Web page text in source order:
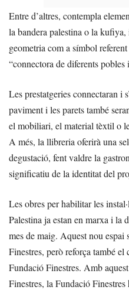
Entre d’altres, contempla
la bandera palestina o la
geometria com a símbol
“connectora de diferents pobles
Les prestatgeries connectaran i
paviment i les parets també
el mobiliari, el material tèxtil o
A més, la llibreria oferirà una
degustació, fent valdre la
significatiu de la identitat del
Les obres per habilitar les
Palestina ja estan en marxa i la
mes de maig. Aquest nou
Finestres, però reforça també
Fundació Finestres. Amb
Finestres, la Fundació